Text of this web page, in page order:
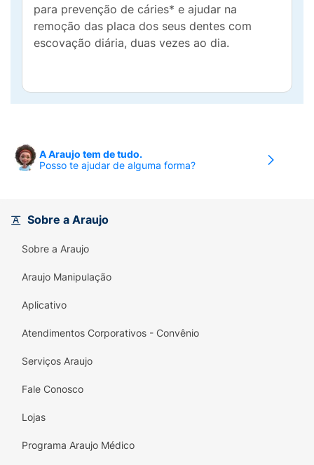
para prevenção de cáries* e ajudar na
remoção das placa dos seus dentes com
escovação diária, duas vezes ao dia.
A Araujo tem de tudo.
Posso te ajudar de alguma forma?
Sobre a Araujo
Sobre a Araujo
Araujo Manipulação
Aplicativo
Atendimentos Corporativos - Convênio
Serviços Araujo
Fale Conosco
Lojas
Programa Araujo Médico